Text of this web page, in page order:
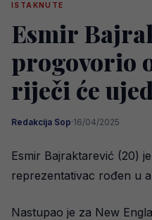
ISTAKNUTE
Esmir
progovorio
riječi će
Redakcija Sop·16/04/2025
Esmir Bajraktarević (20)
reprezentativac rođen u
Nastupao je za New